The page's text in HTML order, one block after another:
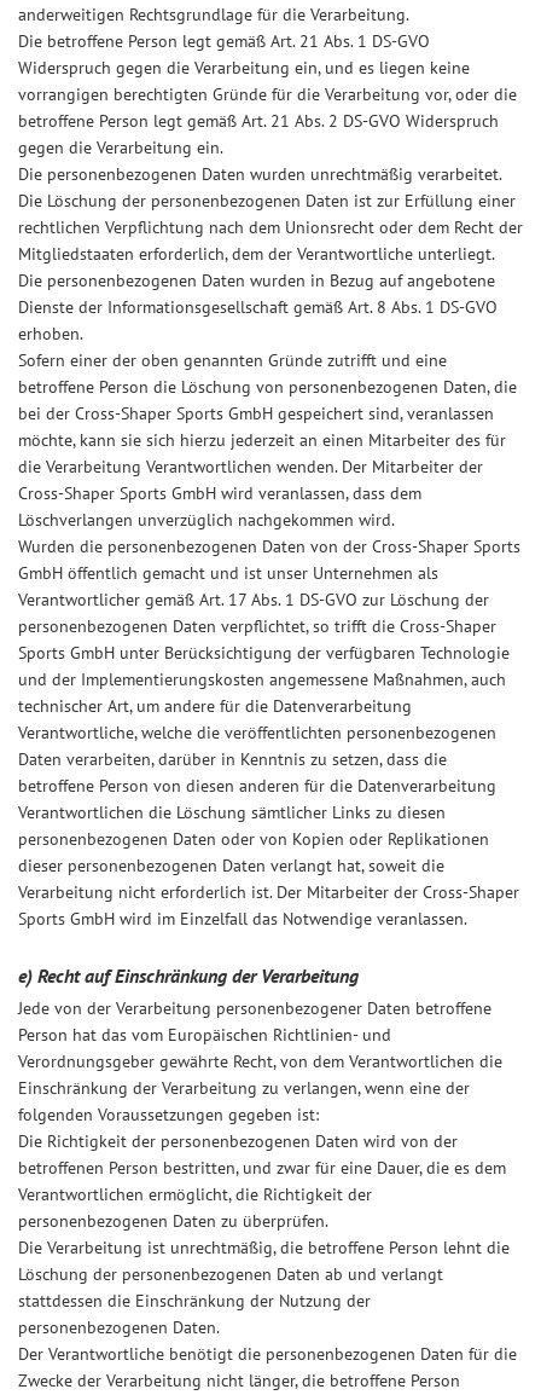
anderweitigen Rechtsgrundlage für die Verarbeitung.
Die betroffene Person legt gemäß Art. 21 Abs. 1 DS-GVO
Widerspruch gegen die Verarbeitung ein, und es liegen keine
vorrangigen berechtigten Gründe für die Verarbeitung vor, oder die
betroffene Person legt gemäß Art. 21 Abs. 2 DS-GVO Widerspruch
gegen die Verarbeitung ein.
Die personenbezogenen Daten wurden unrechtmäßig verarbeitet.
Die Löschung der personenbezogenen Daten ist zur Erfüllung einer
rechtlichen Verpflichtung nach dem Unionsrecht oder dem Recht der
Mitgliedstaaten erforderlich, dem der Verantwortliche unterliegt.
Die personenbezogenen Daten wurden in Bezug auf angebotene
Dienste der Informationsgesellschaft gemäß Art. 8 Abs. 1 DS-GVO
erhoben.
Sofern einer der oben genannten Gründe zutrifft und eine
betroffene Person die Löschung von personenbezogenen Daten, die
bei der Cross-Shaper Sports GmbH gespeichert sind, veranlassen
möchte, kann sie sich hierzu jederzeit an einen Mitarbeiter des für
die Verarbeitung Verantwortlichen wenden. Der Mitarbeiter der
Cross-Shaper Sports GmbH wird veranlassen, dass dem
Löschverlangen unverzüglich nachgekommen wird.
Wurden die personenbezogenen Daten von der Cross-Shaper Sports
GmbH öffentlich gemacht und ist unser Unternehmen als
Verantwortlicher gemäß Art. 17 Abs. 1 DS-GVO zur Löschung der
personenbezogenen Daten verpflichtet, so trifft die Cross-Shaper
Sports GmbH unter Berücksichtigung der verfügbaren Technologie
und der Implementierungskosten angemessene Maßnahmen, auch
technischer Art, um andere für die Datenverarbeitung
Verantwortliche, welche die veröffentlichten personenbezogenen
Daten verarbeiten, darüber in Kenntnis zu setzen, dass die
betroffene Person von diesen anderen für die Datenverarbeitung
Verantwortlichen die Löschung sämtlicher Links zu diesen
personenbezogenen Daten oder von Kopien oder Replikationen
dieser personenbezogenen Daten verlangt hat, soweit die
Verarbeitung nicht erforderlich ist. Der Mitarbeiter der Cross-Shaper
Sports GmbH wird im Einzelfall das Notwendige veranlassen.
e) Recht auf Einschränkung der Verarbeitung
Jede von der Verarbeitung personenbezogener Daten betroffene
Person hat das vom Europäischen Richtlinien- und
Verordnungsgeber gewährte Recht, von dem Verantwortlichen die
Einschränkung der Verarbeitung zu verlangen, wenn eine der
folgenden Voraussetzungen gegeben ist:
Die Richtigkeit der personenbezogenen Daten wird von der
betroffenen Person bestritten, und zwar für eine Dauer, die es dem
Verantwortlichen ermöglicht, die Richtigkeit der
personenbezogenen Daten zu überprüfen.
Die Verarbeitung ist unrechtmäßig, die betroffene Person lehnt die
Löschung der personenbezogenen Daten ab und verlangt
stattdessen die Einschränkung der Nutzung der
personenbezogenen Daten.
Der Verantwortliche benötigt die personenbezogenen Daten für die
Zwecke der Verarbeitung nicht länger, die betroffene Person